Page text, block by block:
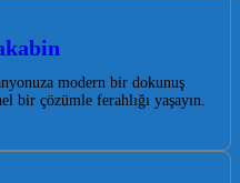
modern bir dokunuş
bir çözümle ferahlığı yaşayın.